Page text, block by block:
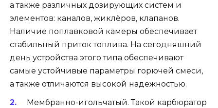
а также различных дозирующих систем и
элементов: каналов, жиклёров, клапанов.
Наличие поплавковой камеры обеспечивает
стабильный приток топлива. На сегодняшний
день устройства этого типа обеспечивают
самые устойчивые параметры горючей смеси,
а также отличаются высокой надежностью.
Мембранно-игольчатый. Такой карбюратор